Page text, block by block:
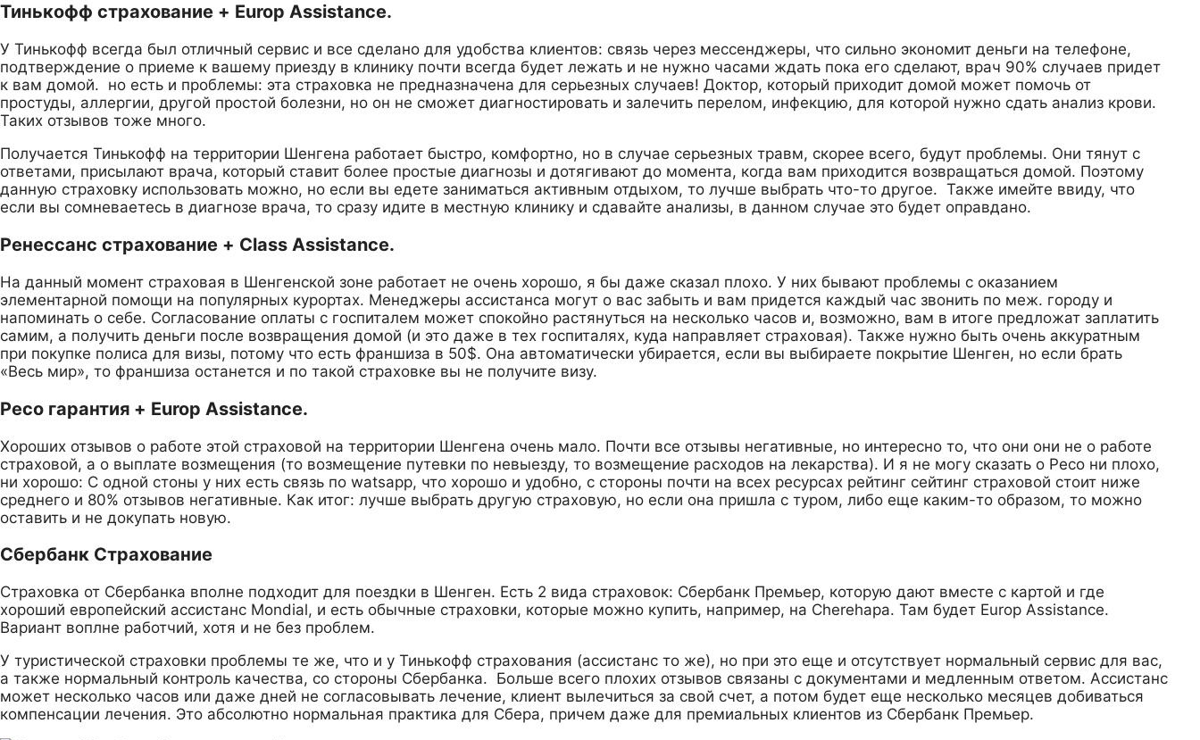
Тинькофф страхование + Europ Assistance.
У Тинькофф всегда был отличный сервис и все сделано для удобства клиентов: связь через мессенджеры, что сильно экономит деньги на телефоне,
подтверждение о приеме к вашему приезду в клинику почти всегда будет лежать и не нужно часами ждать пока его сделают, врач 90% случаев придет
к вам домой. но есть и проблемы: эта страховка не предназначена для серьезных случаев! Доктор, который приходит домой может помочь от
простуды, аллергии, другой простой болезни, но он не сможет диагностировать и залечить перелом, инфекцию, для которой нужно сдать анализ крови.
Таких отзывов тоже много.
Получается Тинькофф на территории Шенгена работает быстро, комфортно, но в случае серьезных травм, скорее всего, будут проблемы. Они тянут с
ответами, присылают врача, который ставит более простые диагнозы и дотягивают до момента, когда вам приходится возвращаться домой. Поэтому
данную страховку использовать можно, но если вы едете заниматься активным отдыхом, то лучше выбрать что-то другое. Также имейте ввиду, что
если вы сомневаетесь в диагнозе врача, то сразу идите в местную клинику и сдавайте анализы, в данном случае это будет оправдано.
Ренессанс страхование + Class Assistance.
На данный момент страховая в Шенгенской зоне работает не очень хорошо, я бы даже сказал плохо. У них бывают проблемы с оказанием
элементарной помощи на популярных курортах. Менеджеры ассистанса могут о вас забыть и вам придется каждый час звонить по меж. городу и
напоминать о себе. Согласование оплаты с госпиталем может спокойно растянуться на несколько часов и, возможно, вам в итоге предложат заплатить
самим, а получить деньги после возвращения домой (и это даже в тех госпиталях, куда направляет страховая). Также нужно быть очень аккуратным
при покупке полиса для визы, потому что есть франшиза в 50$. Она автоматически убирается, если вы выбираете покрытие Шенген, но если брать
«Весь мир», то франшиза останется и по такой страховке вы не получите визу.
Ресо гарантия + Europ Assistance.
Хороших отзывов о работе этой страховой на территории Шенгена очень мало. Почти все отзывы негативные, но интересно то, что они они не о работе
страховой, а о выплате возмещения (то возмещение путевки по невыезду, то возмещение расходов на лекарства). И я не могу сказать о Ресо ни плохо,
ни хорошо: С одной стоны у них есть связь по watsapp, что хорошо и удобно, с стороны почти на всех ресурсах рейтинг сейтинг страховой стоит ниже
среднего и 80% отзывов негативные. Как итог: лучше выбрать другую страховую, но если она пришла с туром, либо еще каким-то образом, то можно
оставить и не докупать новую.
Сбербанк Страхование
Страховка от Сбербанка вполне подходит для поездки в Шенген. Есть 2 вида страховок: Сбербанк Премьер, которую дают вместе с картой и где
хороший европейский ассистанс Mondial, и есть обычные страховки, которые можно купить, например, на Cherehapa. Там будет Europ Assistance.
Вариант воплне работчий, хотя и не без проблем.
У туристической страховки проблемы те же, что и у Тинькофф страхования (ассистанс то же), но при это еще и отсутствует нормальный сервис для вас,
а также нормальный контроль качества, со стороны Сбербанка. Больше всего плохих отзывов связаны с документами и медленным ответом. Ассистанс
может несколько часов или даже дней не согласовывать лечение, клиент вылечиться за свой счет, а потом будет еще несколько месяцев добиваться
компенсации лечения. Это абсолютно нормальная практика для Сбера, причем даже для премиальных клиентов из Сбербанк Премьер.